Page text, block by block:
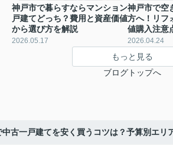
神戸市で暮らすならマンション
戸建てどっち？費用と資産価値
から選び方を解説
2026.05.17
神戸市で空
方へ！リフ
値購入注意
2026.04.24
もっと見る
ブログトップへ
中古一戸建てを安く買うコツは？予算別エリ